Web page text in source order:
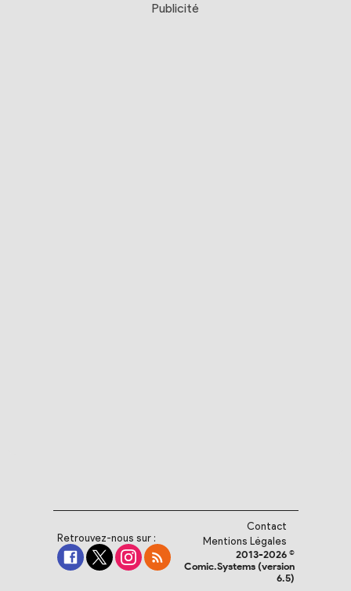
Publicité
Retrouvez-nous sur :
Contact
Mentions Légales
2013-2026 ©
Comic.Systems (version
6.5)